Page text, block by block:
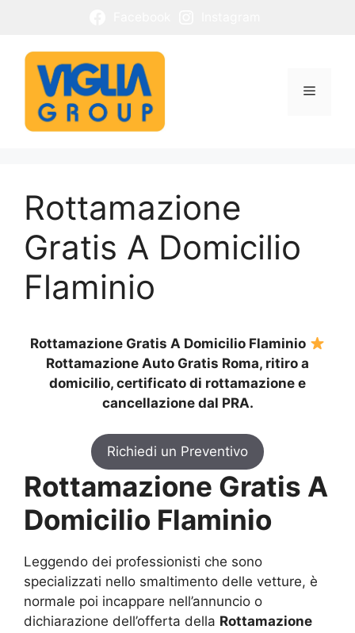
contenuto
Menu
Rottamazione
Gratis A Domicilio
Flaminio
Rottamazione Gratis A Domicilio Flaminio
Rottamazione Auto Gratis Roma, ritiro a
domicilio, certificato di rottamazione e
cancellazione dal PRA.
Richiedi un Preventivo
Rottamazione Gratis A
Domicilio Flaminio
Leggendo dei professionisti che sono
specializzati nello smaltimento delle vetture, è
normale poi incappare nell’annuncio o
dichiarazione dell’offerta della Rottamazione